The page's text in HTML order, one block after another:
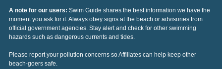
A note for our users: Swim Guide shares the best information we have the
moment you ask for it. Always obey signs at the beach or advisories from
official government agencies. Stay alert and check for other swimming
hazards such as dangerous currents and tides.
Please report your pollution concerns so Affiliates can help keep other
beach-goers safe.